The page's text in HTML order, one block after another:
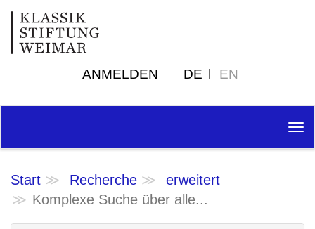
ANMELDEN DE EN
Start Recherche
erweitert
Komplexe Suche über alle...